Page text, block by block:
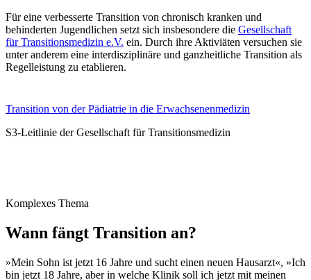
Für eine verbesserte Transition von chronisch kranken und
behinderten Jugendlichen setzt sich insbesondere die Gesellschaft
für Transitionsmedizin e.V. ein. Durch ihre Aktiviäten versuchen sie
unter anderem eine interdisziplinäre und ganzheitliche Transition als
Regelleistung zu etablieren.
Transition von der Pädiatrie in die Erwachsenenmedizin
S3-Leitlinie der Gesellschaft für Transitionsmedizin
Komplexes Thema
Wann fängt Transition an?
»Mein Sohn ist jetzt 16 Jahre und sucht einen neuen Hausarzt«, »Ich
bin jetzt 18 Jahre, aber in welche Klinik soll ich jetzt mit meinen